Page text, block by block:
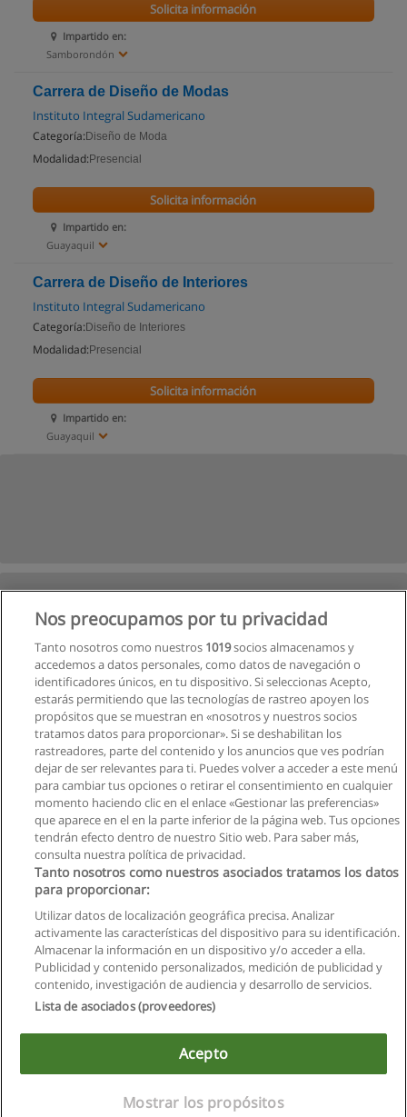
Impartido en:
Samborondón
Solicita información
Carrera de Diseño de Modas
Instituto Integral Sudamericano
Categoría: Diseño de Moda
Modalidad: Presencial
Impartido en:
Guayaquil
Solicita información
Carrera de Diseño de Interiores
Instituto Integral Sudamericano
Categoría: Diseño de Interiores
Modalidad: Presencial
Impartido en:
Guayaquil
Solicita información
Siguiente
Página1de2
Reglas de uso
Privacidad de datos
Copyright © Educaedu Business S.L. - CIF : B-95610580: -
www.educaedu.com.ec
Nos preocupamos por tu privacidad
Tanto nosotros como nuestros 1019socios almacenamos y
accedemos a datos personales, como datos de navegación o
identificadores únicos, en tu dispositivo. Si seleccionas Acepto,
estarás permitiendo que las tecnologías de rastreo apoyen los
propósitos que se muestran en «nosotros y nuestros socios
tratamos datos para proporcionar». Si se deshabilitan los
rastreadores, parte del contenido y los anuncios que ves podrían
dejar de ser relevantes para ti. Puedes volver a acceder a este menú
para cambiar tus opciones o retirar el consentimiento en cualquier
momento haciendo clic en el enlace «Gestionar las preferencias»
que aparece en el en la parte inferior de la página web. Tus opciones
tendrán efecto dentro de nuestro Sitio web. Para saber más,
consulta nuestra política de privacidad.
Tanto nosotros como nuestros asociados tratamos los datos
para proporcionar:
Utilizar datos de localización geográfica precisa. Analizar
activamente las características del dispositivo para su identificación.
Almacenar la información en un dispositivo y/o acceder a ella.
Publicidad y contenido personalizados, medición de publicidad y
contenido, investigación de audiencia y desarrollo de servicios.
Lista de asociados (proveedores)
Acepto
Mostrar los propósitos